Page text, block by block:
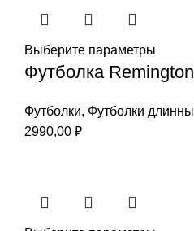
Выберите параметры
Футболка
Футболки, Футболки
2990,00 ₽